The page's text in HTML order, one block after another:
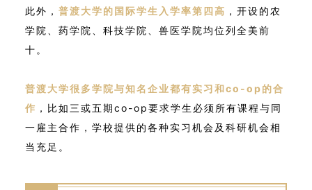
此外， 普渡大学的国际学生入学率第四高 ，开设的农
学院、药学院、科技学院、兽医学院均位列全美前
十。
普渡大学很多学院与知名企业都有实习和co-op的合
作 ，比如三或五期co-op要求学生必须所有课程与同
一雇主合作，学校提供的各种实习机会及科研机会相
当充足。